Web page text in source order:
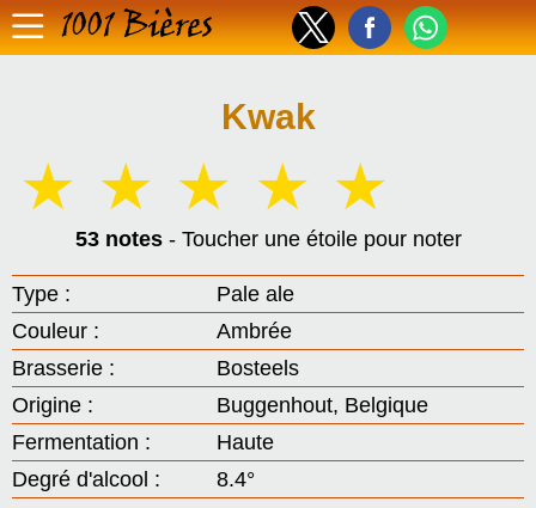
1001 Bières
Kwak
☆
☆
☆
☆
☆
53 notes- Toucher une étoile pour noter
Type :
Pale ale
Couleur :
Ambrée
Brasserie :
Bosteels
Origine :
Buggenhout, Belgique
Fermentation :
Haute
Degré d'alcool :
8.4°